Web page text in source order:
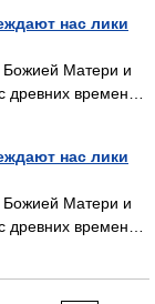
нас лики
Божией Матери и
древних времен…
нас лики
Божией Матери и
древних времен…